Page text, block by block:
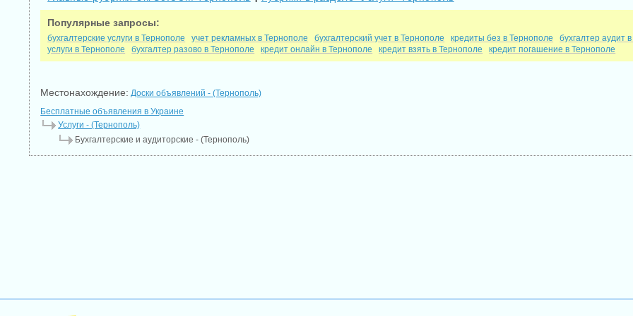
Популярные запросы:
бухгалтерские услуги в Тернополе учет рекламных в Тернополе бухгалтерский учет в Тернополе кредиты без в Тернополе бухгалтер аудит
услуги в Тернополе
бухгалтер разово в Тернополе кредит онлайн в Тернополе кредит взять в Тернополе кредит погашение в Тернополе
Местонахождение: Доски объявлений - (Тернополь)
Бесплатные объявления в Украине
Услуги - (Тернополь)
Бухгалтерские и аудиторские - (Тернополь)